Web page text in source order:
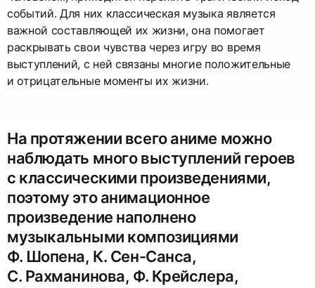
событий. Для них классическая музыка является
важной составляющей их жизни, она помогает
раскрывать свои чувства через игру во время
выступлений, с ней связаны многие положительные
и отрицательные моменты их жизни.
На протяжении всего аниме можно
наблюдать много выступлений героев
с классическими произведениями,
поэтому это анимационное
произведение наполнено
музыкальными композициями
Ф. Шопена, К. Сен-Санса,
С. Рахманинова, Ф. Крейслера,